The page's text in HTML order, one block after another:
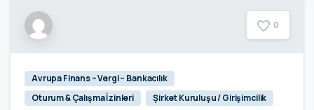
0
Avrupa Finans – Vergi – Bankacılık
Oturum & Çalışma İzinleri
Şirket Kuruluşu / Girişimcilik